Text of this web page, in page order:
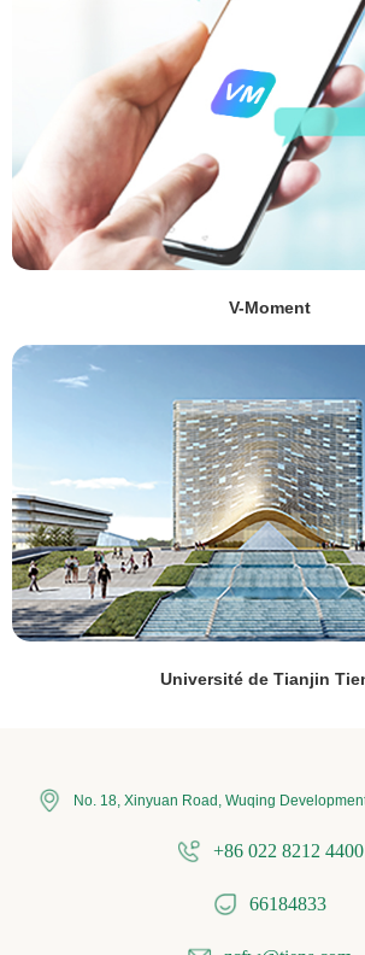
V-Moment
Université de Tianjin
No. 18, Xinyuan Road, Wuqing
+86 022 8212 4400
66184833